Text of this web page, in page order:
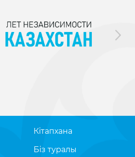
Кітапхана
Біз туралы